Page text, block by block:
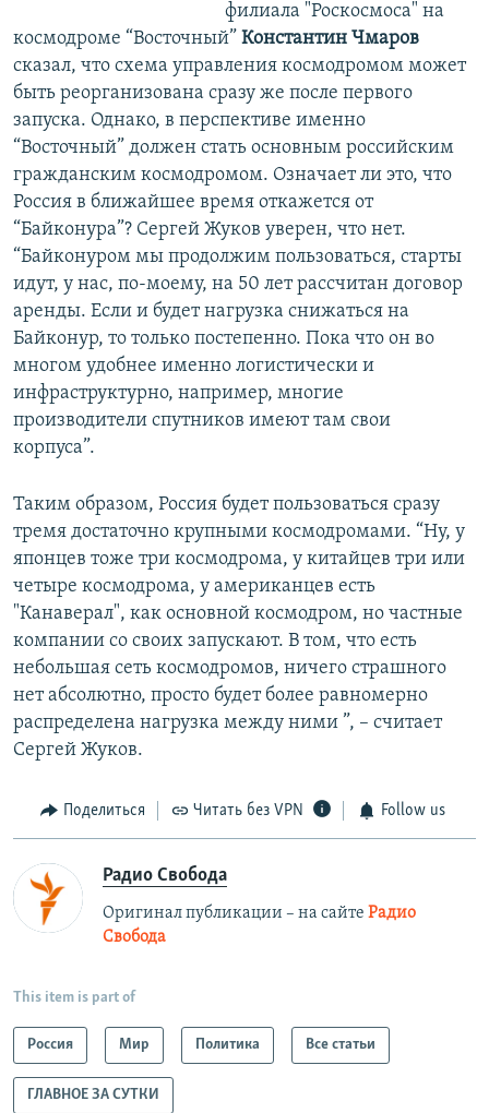
филиала "Роскосмоса" на
космодроме “Восточный” Константин Чмаров
сказал, что схема управления космодромом может
быть реорганизована сразу же после первого
запуска. Однако, в перспективе именно
“Восточный” должен стать основным российским
гражданским космодромом. Означает ли это, что
Россия в ближайшее время откажется от
“Байконура”? Сергей Жуков уверен, что нет.
“Байконуром мы продолжим пользоваться, старты
идут, у нас, по-моему, на 50 лет рассчитан договор
аренды. Если и будет нагрузка снижаться на
Байконур, то только постепенно. Пока что он во
многом удобнее именно логистически и
инфраструктурно, например, многие
производители спутников имеют там свои
корпуса”.
Таким образом, Россия будет пользоваться сразу
тремя достаточно крупными космодромами. “Ну, у
японцев тоже три космодрома, у китайцев три или
четыре космодрома, у американцев есть
"Канаверал", как основной космодром, но частные
компании со своих запускают. В том, что есть
небольшая сеть космодромов, ничего страшного
нет абсолютно, просто будет более равномерно
распределена нагрузка между ними ”, – считает
Сергей Жуков.
Поделиться Читать без VPN Follow us
Радио Свобода
Оригинал публикации – на сайте Радио
Свобода
This item is part of
Россия Мир Политика Все статьи
ГЛАВНОЕ ЗА СУТКИ